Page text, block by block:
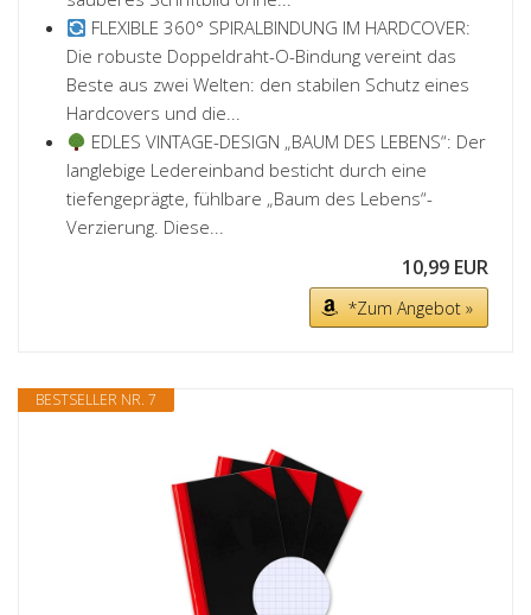
FLEXIBLE 360° SPIRALBINDUNG IM HARDCOVER:
Die robuste Doppeldraht-O-Bindung vereint das
Beste aus zwei Welten: den stabilen Schutz eines
Hardcovers und die...
EDLES VINTAGE-DESIGN „BAUM DES LEBENS“: Der
langlebige Ledereinband besticht durch eine
tiefengeprägte, fühlbare „Baum des Lebens“-
Verzierung. Diese...
10,99 EUR
*Zum Angebot »
BESTSELLER NR. 7